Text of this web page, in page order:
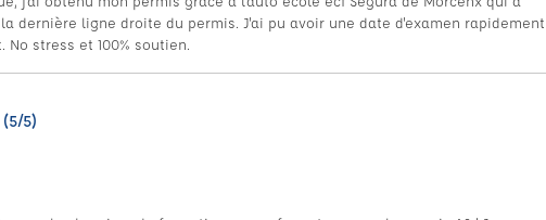
dernière ligne droite du permis. J'ai pu avoir une date d'examen rapidement
stress et 100% soutien.
(5/5)